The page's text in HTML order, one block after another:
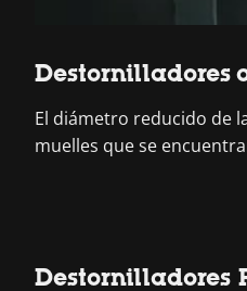
Destornilladores
El diámetro reducido de
muelles que se
Destornilladores